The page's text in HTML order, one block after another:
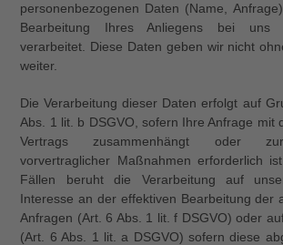
personenbezogenen Daten (Name,
Bearbeitung Ihres Anliegens bei uns
verarbeitet. Diese Daten geben wir nicht
weiter.
Die Verarbeitung dieser Daten erfolgt auf
Abs. 1 lit. b DSGVO, sofern Ihre Anfrage mit
Vertrags zusammenhängt oder
vorvertraglicher Maßnahmen erforderlich
Fällen beruht die Verarbeitung auf
Interesse an der effektiven Bearbeitung der
Anfragen (Art. 6 Abs. 1 lit. f DSGVO) oder
(Art. 6 Abs. 1 lit. a DSGVO) sofern diese